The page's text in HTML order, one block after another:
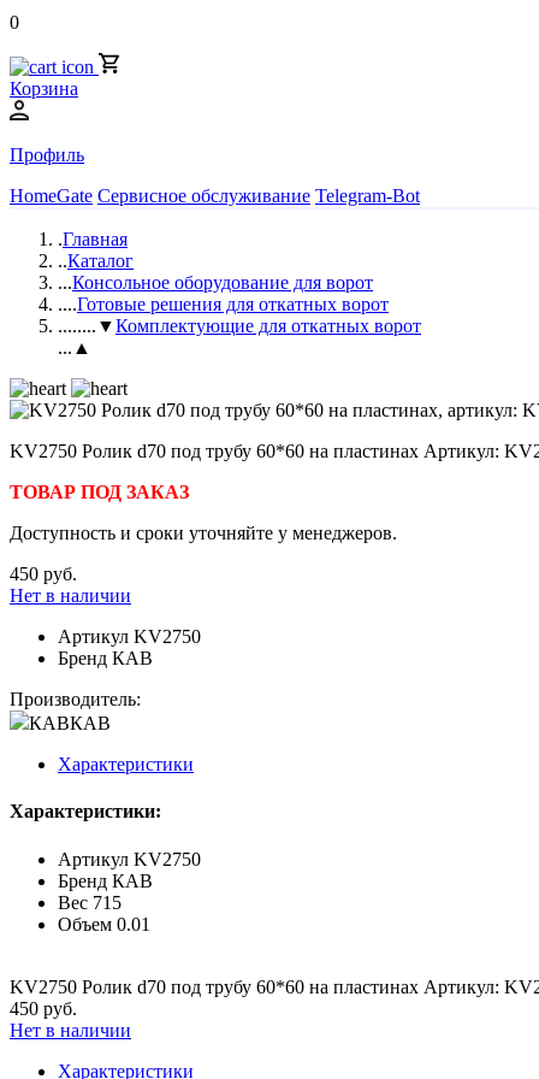
0
Корзина
Профиль
HomeGate Сервисное обслуживание Telegram-Bot
.Главная
..Каталог
...Консольное оборудование для ворот
....Готовые решения для откатных ворот
........▼Комплектующие для откатных ворот
...▲
KV2750 Ролик d70 под трубу 60*60 на пластинах Артикул:
ТОВАР ПОД ЗАКАЗ
Доступность и сроки уточняйте у менеджеров.
450 руб.
Нет в наличии
Артикул KV2750
Бренд КАВ
Производитель:
КАВКАВ
Характеристики
Характеристики:
Артикул KV2750
Бренд КАВ
Вес 715
Объем 0.01
KV2750 Ролик d70 под трубу 60*60 на пластинах Артикул:
450 руб.
Нет в наличии
Характеристики